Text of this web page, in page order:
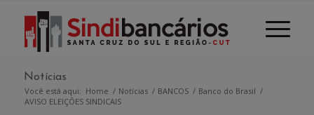
Notícias
Você está aqui: Home / Notícias / BANCOS / Banco do Brasil /
AVISO ELEIÇÕES SINDICAIS